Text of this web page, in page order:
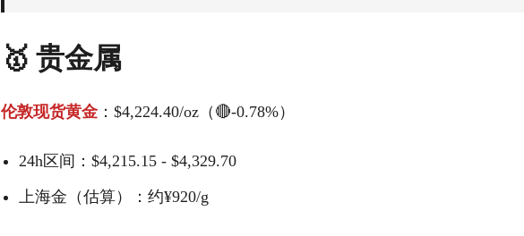
🥇 贵金属
伦敦现货黄金 ：$4,224.40/oz（🔴-0.78%）
24h区间：$4,215.15 - $4,329.70
上海金（估算）：约¥920/g